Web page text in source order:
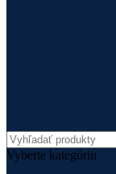
Vyberte kategóriu